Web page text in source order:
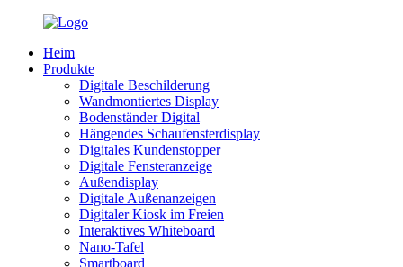
Heim
Produkte
Digitale Beschilderung
Wandmontiertes Display
Bodenständer Digital
Hängendes Schaufensterdisplay
Digitales Kundenstopper
Digitale Fensteranzeige
Außendisplay
Digitale Außenanzeigen
Digitaler Kiosk im Freien
Interaktives Whiteboard
Nano-Tafel
Smartboard